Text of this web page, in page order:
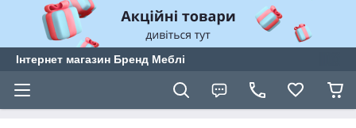
Інтернет магазин Бренд Меблі